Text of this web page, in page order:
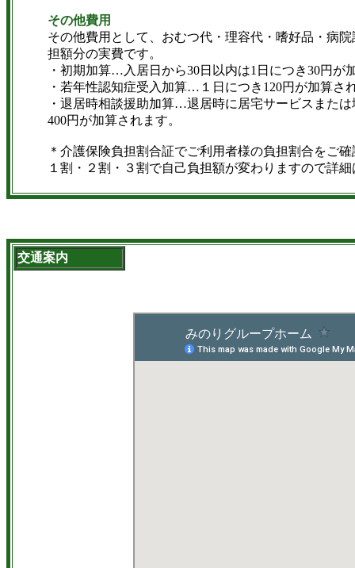
その他費用
その他費用として、おむつ代・理容代・嗜好品・病
担額分の実費です。
・初期加算…入居日から30日以内は1日につき30円
・若年性認知症受入加算…１日につき120円が加算さ
・退居時相談援助加算…退居時に居宅サービスまた
400円が加算されます。
＊介護保険負担割合証でご利用者様の負担割合をご
１割・２割・３割で自己負担額が変わりますので詳
交通案内